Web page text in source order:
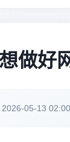
做好
2026-05-13